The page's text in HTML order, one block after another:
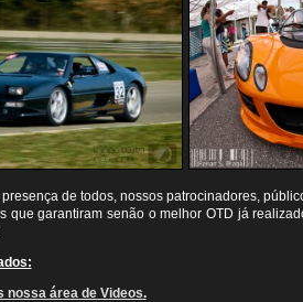
de todos, nossos patrocinadores,
que garantiram senão o melhor OTD já
nossa área de Videos.